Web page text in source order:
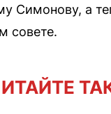
Симонову, а
совете.